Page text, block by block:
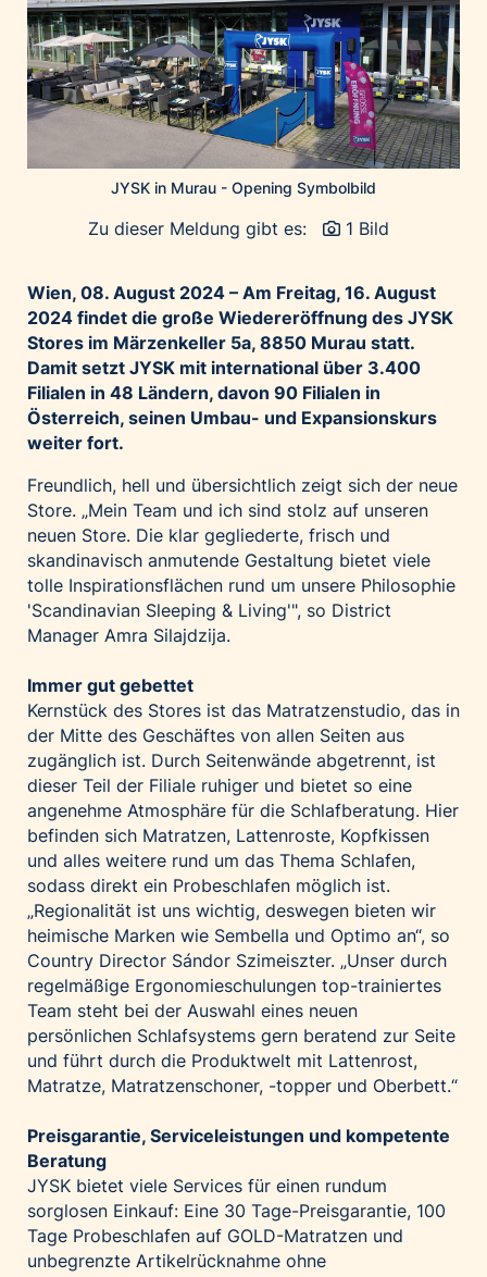
List Holding Gruppe
Marble House
Mediaplus
Microsoft
Muse Electronics
Ökopharm
Palfinger AG
Polestar
REXEL Austria
Starbucks
Tante Fanny
Vollpension
win2day
Wolt
woom bikes
JYSK in Murau - Opening Symbolbild
Zu dieser Meldung gibt es: 1 Bild
Wien, 08. August 2024 – Am Freitag, 16. August
2024 findet die große Wiedereröffnung des JYSK
Stores im Märzenkeller 5a, 8850 Murau statt.
Damit setzt JYSK mit international über 3.400
Filialen in 48 Ländern, davon 90 Filialen in
Österreich, seinen Umbau- und Expansionskurs
weiter fort.
Freundlich, hell und übersichtlich zeigt sich der neue
Store. „Mein Team und ich sind stolz auf unseren
neuen Store. Die klar gegliederte, frisch und
skandinavisch anmutende Gestaltung bietet viele
tolle Inspirationsflächen rund um unsere Philosophie
'Scandinavian Sleeping & Living'", so District
Manager Amra Silajdzija.
Immer gut gebettet
Kernstück des Stores ist das Matratzenstudio, das in
der Mitte des Geschäftes von allen Seiten aus
zugänglich ist. Durch Seitenwände abgetrennt, ist
dieser Teil der Filiale ruhiger und bietet so eine
angenehme Atmosphäre für die Schlafberatung. Hier
befinden sich Matratzen, Lattenroste, Kopfkissen
und alles weitere rund um das Thema Schlafen,
sodass direkt ein Probeschlafen möglich ist.
„Regionalität ist uns wichtig, deswegen bieten wir
heimische Marken wie Sembella und Optimo an“, so
Country Director Sándor Szimeiszter. „Unser durch
regelmäßige Ergonomieschulungen top-trainiertes
Team steht bei der Auswahl eines neuen
persönlichen Schlafsystems gern beratend zur Seite
und führt durch die Produktwelt mit Lattenrost,
Matratze, Matratzenschoner, -topper und Oberbett.“
Preisgarantie, Serviceleistungen und kompetente
Beratung
JYSK bietet viele Services für einen rundum
sorglosen Einkauf: Eine 30 Tage-Preisgarantie, 100
Tage Probeschlafen auf GOLD-Matratzen und
unbegrenzte Artikelrücknahme ohne